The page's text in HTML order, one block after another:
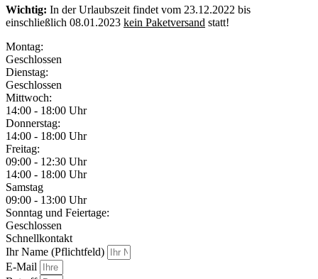
Wichtig: In der Urlaubszeit findet vom 23.12.2022 bis
einschließlich 08.01.2023 kein Paketversand statt!
Montag:
Geschlossen
Dienstag:
Geschlossen
Mittwoch:
14:00 - 18:00 Uhr
Donnerstag:
14:00 - 18:00 Uhr
Freitag:
09:00 - 12:30 Uhr
14:00 - 18:00 Uhr
Samstag
09:00 - 13:00 Uhr
Sonntag und Feiertage:
Geschlossen
Schnellkontakt
Ihr Name (Pflichtfeld)
E-Mail